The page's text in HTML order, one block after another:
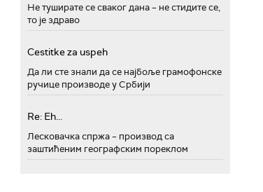
Не туширате се сваког дана – не стидите се,
то је здраво
Cestitke za uspeh
Да ли сте знали да се најбоље грамофонске
ручице производе у Србији
Re: Eh...
Лесковачка спржа – производ са
заштићеним географским пореклом